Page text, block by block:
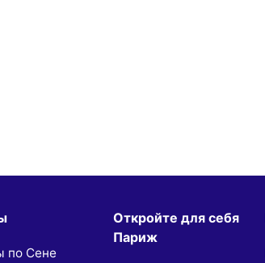
по Сене
Откройте для себя
Париж